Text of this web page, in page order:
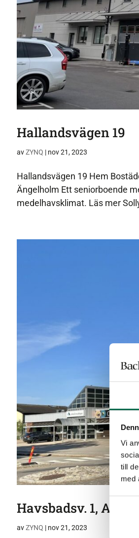
Vi
till
med
Hallandsvägen 19
avZYNQ | nov 21, 2023
Hallandsvägen 19 Hem
Ängelholm Ett seniorboende
medelhavsklimat. Läs mer
Havsbadsv. 1,
avZYNQ | nov 21, 2023